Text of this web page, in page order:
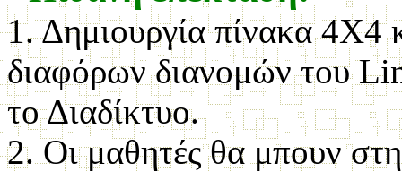
1. Δημιουργία πίνακα 4Χ4
διαφόρων διανομών του
το Διαδίκτυο.
2. Οι μαθητές θα μπουν